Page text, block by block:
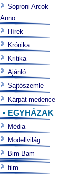
Soproni Arcok
Anno
Hírek
Krónika
Kritika
Ajánló
Sajtószemle
Kárpát-medence
EGYHÁZAK
Média
Modellvilág
Bim-Bam
film